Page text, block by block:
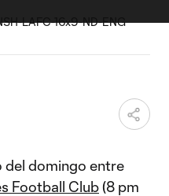
del domingo entre
Football Club(8 pm